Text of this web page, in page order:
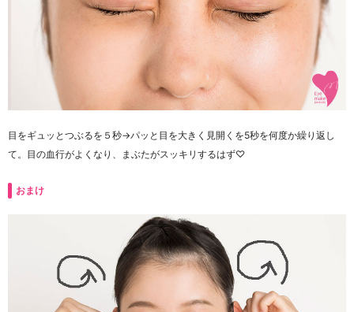
目をギュッとつぶるを５秒→パッと目を大きく見開くを5秒を何度か繰り返し
て。目の血行がよくなり、まぶたがスッキリするはず♡
おまけ